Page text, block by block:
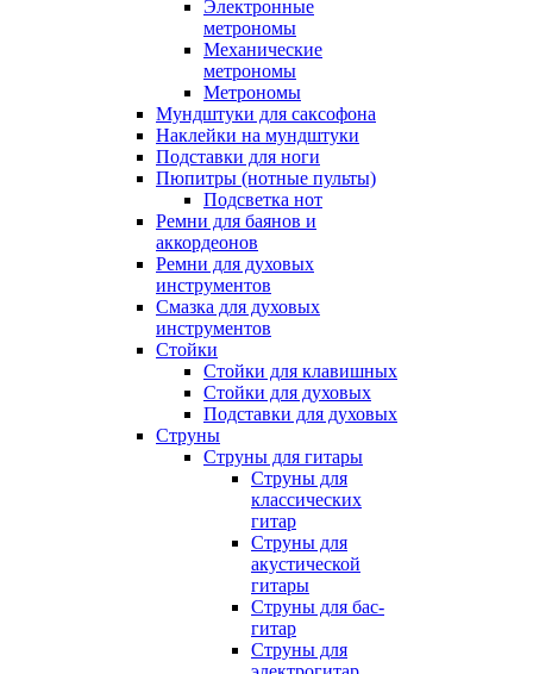
Электронные
метрономы
Механические
метрономы
Метрономы
Мундштуки для саксофона
Наклейки на мундштуки
Подставки для ноги
Пюпитры (нотные пульты)
Подсветка нот
Ремни для баянов и
аккордеонов
Ремни для духовых
инструментов
Смазка для духовых
инструментов
Стойки
Стойки для клавишных
Стойки для духовых
Подставки для духовых
Струны
Струны для гитары
Струны для
классических
гитар
Струны для
акустической
гитары
Струны для бас-
гитар
Струны для